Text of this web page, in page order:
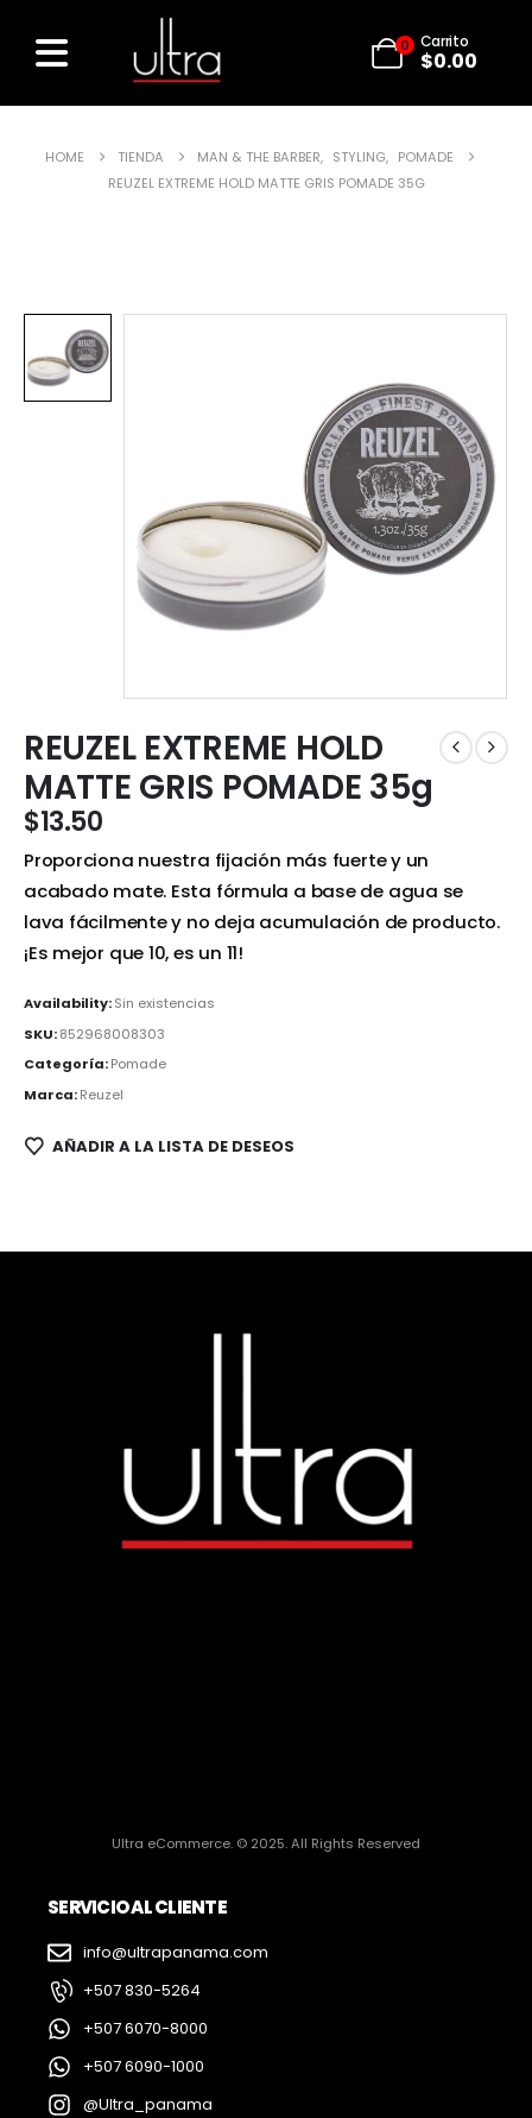
0 Carrito
$0.00
HOME TIENDA MAN & THE BARBER, STYLING, POMADE
REUZEL EXTREME HOLD MATTE GRIS POMADE 35G
REUZEL EXTREME HOLD
MATTE GRIS POMADE 35g
$13.50
Proporciona nuestra fijación más fuerte y un
acabado mate. Esta fórmula a base de agua se
lava fácilmente y no deja acumulación de producto.
¡Es mejor que 10, es un 11!
Availability:Sin existencias
SKU:852968008303
Categoría:Pomade
Marca:Reuzel
AÑADIR A LA LISTA DE DESEOS
Ultra eCommerce. © 2025. All Rights Reserved
SERVICIO AL CLIENTE
info@ultrapanama.com
+507 830-5264
+507 6070-8000
+507 6090-1000
@Ultra_panama